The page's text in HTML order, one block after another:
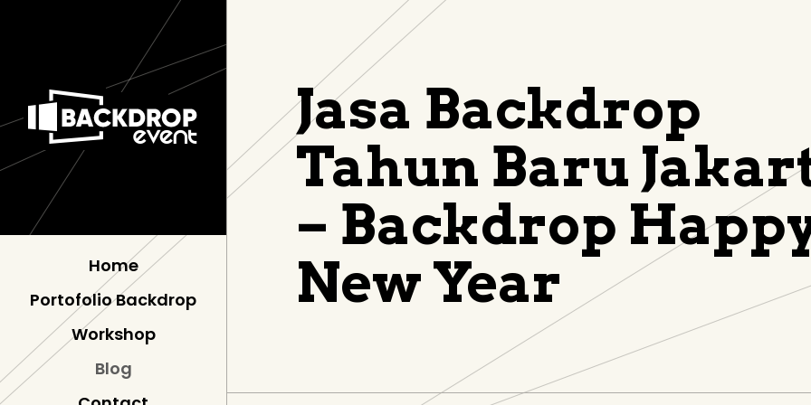
Home
Portofolio Backdrop
Workshop
Blog
Jasa Backdrop
Tahun Baru
– Backdrop
New Year